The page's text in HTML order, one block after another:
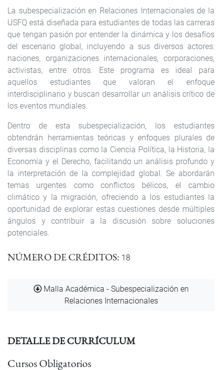
La subespecialización en Relaciones Internacionales de la
USFQ está diseñada para estudiantes de todas las carreras
que tengan pasión por entender la dinámica y los desafíos
del escenario global, incluyendo a sus diversos actores:
naciones, organizaciones internacionales, corporaciones,
activistas, entre otros. Este programa es ideal para
aquellos estudiantes que valoran el enfoque
interdisciplinario y buscan desarrollar un análisis crítico de
los eventos mundiales.
Dentro de esta subespecialización, los estudiantes
obtendrán herramientas teóricas y enfoques plurales de
diversas disciplinas como la Ciencia Política, la Historia, la
Economía y el Derecho, facilitando un análisis profundo y
la interpretación de la complejidad global. Se abordarán
temas urgentes como conflictos bélicos, el cambio
climático y la migración, ofreciendo a los estudiantes la
oportunidad de explorar estas cuestiones desde múltiples
ángulos y contribuir a la discusión sobre soluciones
potenciales.
NÚMERO DE CRÉDITOS 18
DocumentoMalla Académica - Subespecialización en
Relaciones Internacionales
DETALLE DE CURRÍCULUM
Cursos Obligatorios